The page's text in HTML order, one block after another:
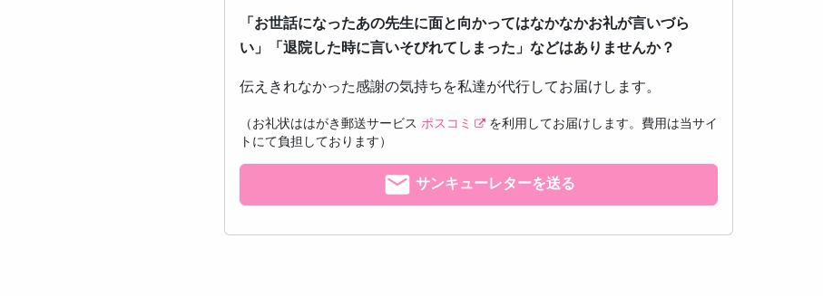
「お世話になったあの先生に面と向かってはなかなかお礼が言いづら
い」「退院した時に言いそびれてしまった」などはありませんか？
伝えきれなかった感謝の気持ちを私達が代行してお届けします。
（お礼状ははがき郵送サービス ポスコミ
を利用してお届けします。費用は当サイ
トにて負担しております）
サンキューレターを送る